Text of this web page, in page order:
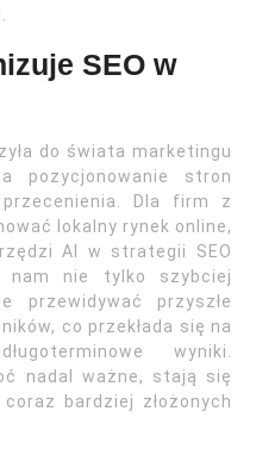
SEO w
do świata marketingu
pozycjonowanie stron
Dla firm z
lokalny rynek online,
AI w strategii SEO
nam nie tylko szybciej
przewidywać przyszłe
co przekłada się na
wyniki.
nadal ważne, stają się
bardziej złożonych